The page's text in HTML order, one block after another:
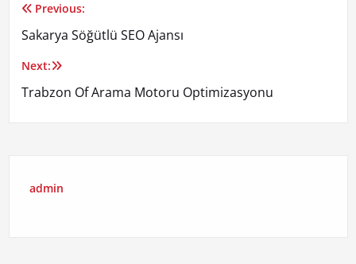
Yazı
gezinmesi
Previous:
Sakarya Söğütlü SEO Ajansı
Next:
Trabzon Of Arama Motoru Optimizasyonu
admin